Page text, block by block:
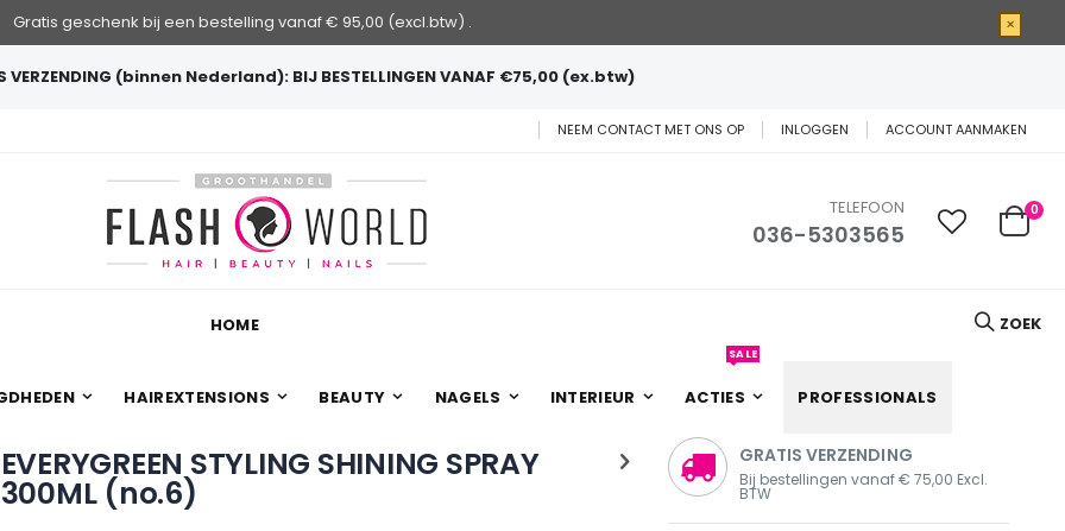
Gratis geschenk bij een bestelling vanaf € 95,00 (excl.btw) . ×
VERZENDING (binnen Nederland): BIJ BESTELLINGEN VANAF €75,00 (ex.btw)
NEEM CONTACT MET ONS OP INLOGGEN ACCOUNT AANMAKEN
TELEFOON
036-5303565
ZOEK
Cart
0
HOME
HAIREXTENSIONS BEAUTY NAGELS INTERIEUR ACTIES
SALE
PROFESSIONALS
EVERYGREEN STYLING SHINING SPRAY
300ML (no.6)
GRATIS VERZENDING
Bij bestellingen vanaf € 75,00 Excl.
BTW